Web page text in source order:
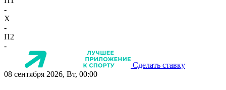
-
X
-
П2
-
Сделать ставку
08 сентября 2026, Вт, 00:00